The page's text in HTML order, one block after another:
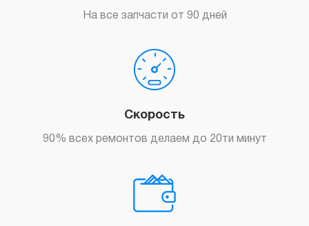
На все запчасти от 90 дней
Скорость
90% всех ремонтов делаем до 20ти минут